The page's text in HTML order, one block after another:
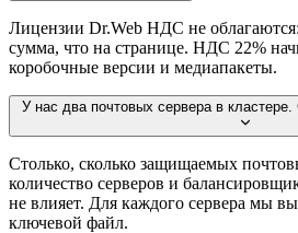
Лицензии Dr.Web НДС не облагаются:
сумма, что на странице. НДС 22%
коробочные версии и медиапакеты.
У нас два почтовых сервера в
Столько, сколько защищаемых
количество серверов и
не влияет. Для каждого сервера мы
ключевой файл.